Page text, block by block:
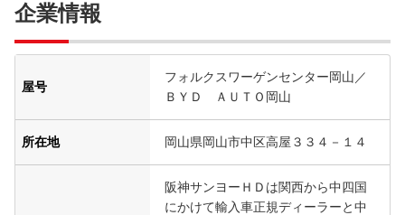
企業情報
屋号
フォルクスワーゲンセンター岡山／
ＢＹＤ ＡＵＴＯ岡山
所在地 岡山県岡山市中区高屋３３４－１４
阪神サンヨーＨＤは関西から中四国
にかけて輸入車正規ディーラーと中